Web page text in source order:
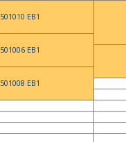
501010 EB1
501006 EB1
501008 EB1